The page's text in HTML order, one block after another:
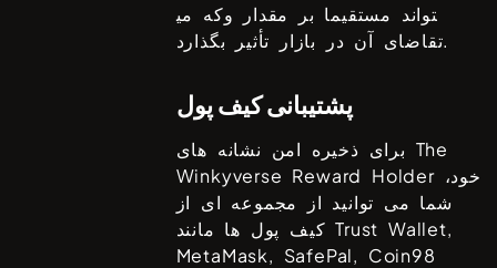
که می‎تواند مستقیما بر مقدار و
تقاضای آن در بازار تأثیر بگذارد.
پشتیبانی کیف پول
The
Winkyverse Reward Holderخود،
شما می توانید از مجموعه ای از
کیف پول ها مانندTrust Wallet,
MetaMask, SafePal, Coin98